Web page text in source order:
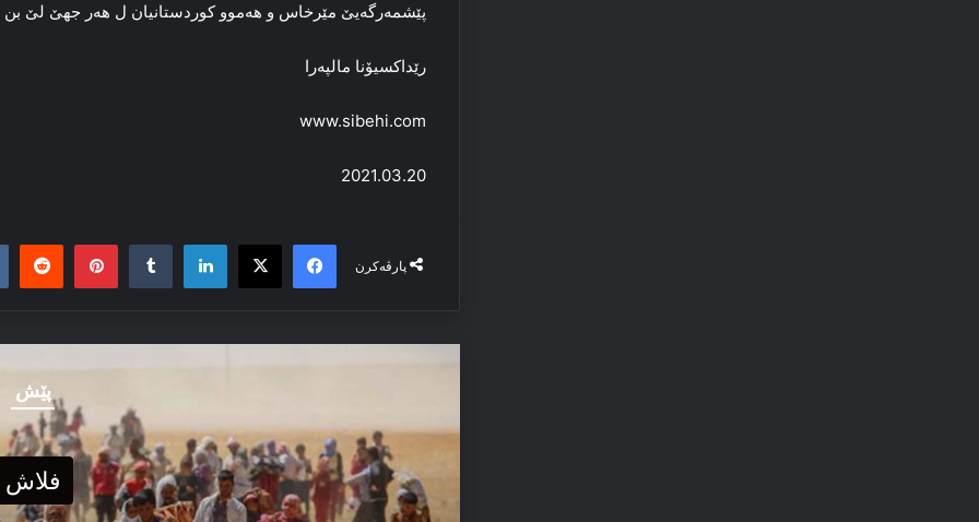
پێشمەرگەیێ مێرخاس و ھەموو كوردستانیان ل ھەر جھێ لێ بن
رێداكسیۆنا مالپەرا
www.sibehi.com
2021.03.20
پارڤەکرن
Facebook
X
LinkedIn
Tumblr
پێش
فلاش